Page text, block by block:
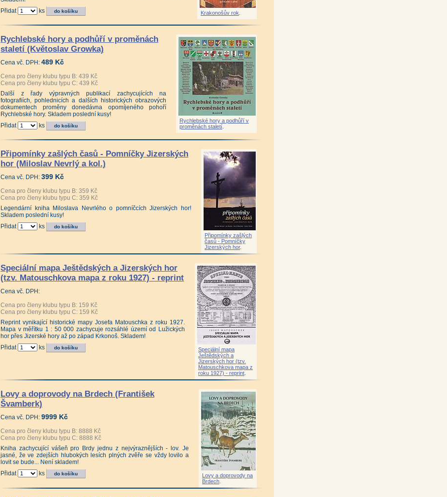
Krakonošův rok
Přidat
ks
Rychlebské hory a podhůří v
proměnách staletí
Rychlebské hory a podhůří v proměnách
staletí (Květoslav Growka)
Cena vč. DPH: 489 Kč
Cena pro členy klubu typu B: 439 Kč
Cena pro členy klubu typu C: 439 Kč
Další z řady výpravných publikací zachycujících na
fotografiích, pohlednicích a dalších historických obrazových
dokumentech proměny donedávna opomíjeného pohoří
Rychlebské hory. Skladem poslední kusy!
Přidat
ks
Připomínky zašlých
časů - Pomníčky
Jizerských hor.
Připomínky zašlých časů - Pomníčky Jizerských
hor (Miloslav Nevrlý a kol.)
Cena vč. DPH: 399 Kč
Cena pro členy klubu typu B: 359 Kč
Cena pro členy klubu typu C: 359 Kč
Legendární kniha Miloslava Nevrlého o pomníčcích Jizerských hor!
Skladem poslední kusy!
Přidat
ks
Speciální mapa
Ještědských a
Jizerských hor (tzv.
Matouschkova mapa z
roku 1927) - reprint
Speciální mapa Ještědských a Jizerských hor
(tzv. Matouschkova mapa z roku 1927) - reprint
Cena vč. DPH:
Cena pro členy klubu typu B: 159 Kč
Cena pro členy klubu typu C: 159 Kč
Reprint vynikající historické mapy Josefa Matouschka z roku 1927.
Mapa v měřítku 1 : 50 000 zachycuje rozsáhlé území od Lužických
hor přes Jizerské hory až po západ Krkonoš. Skladem!
Přidat
ks
Lovy a doprovody na
Brdech
Lovy a doprovody na Brdech (František
Švamberk)
Cena vč. DPH: 9999 Kč
Cena pro členy klubu typu B: 8888 Kč
Cena pro členy klubu typu C: 8888 Kč
Kniha zachycující vášeň pro Brdy jednu z nejvýraznějších - lov. Je
jasné, že ve zdejších hlubokých lesích plných zvěře se vždy lovilo a
lovit se bude... Není skladem!
Přidat
ks